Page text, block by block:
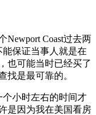
Coast过去两
保证当事人就是在
也可能当时已经买了
找是最可靠的。
小时左右的时间才
是因为我在美国看房